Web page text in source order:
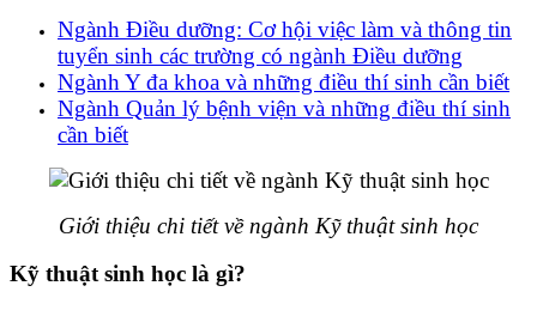
Ngành Điều dưỡng: Cơ hội việc làm và thông tin
tuyển sinh các trường có ngành Điều dưỡng
Ngành Y đa khoa và những điều thí sinh cần biết
Ngành Quản lý bệnh viện và những điều thí sinh
cần biết
Giới thiệu chi tiết về ngành Kỹ thuật sinh học
Kỹ thuật sinh học là gì?